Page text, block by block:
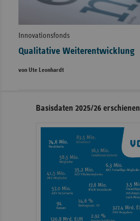
Innovationsfonds
Qualitative Weiterentwicklung
von Ute Leonhardt
Seitennavigation
Seitenleiste
Informationen
Basisdaten 2025/26 erschienen